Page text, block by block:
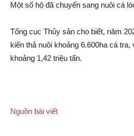
Một số hộ đã chuyển sang nuôi cá
Tổng cục Thủy sản cho biết, năm
kiến thả nuôi khoảng 6.600ha cá
khoảng 1,42 triệu tấn.
Nguồn bài viết